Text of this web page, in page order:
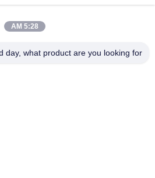
5:28 AM
day, what product are you looking for?